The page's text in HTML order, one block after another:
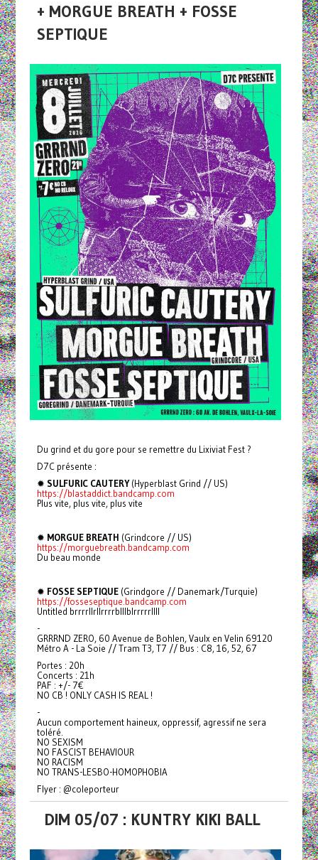
+ MORGUE BREATH + FOSSE
SEPTIQUE
Du grind et du gore pour se remettre du Lixiviat Fest ?
D7C présente :
✹ SULFURIC CAUTERY(Hyperblast Grind // US)
https://blastaddict.bandcamp.com
Plus vite, plus vite, plus vite
✹ MORGUE BREATH (Grindcore // US)
https://morguebreath.bandcamp.com
Du beau monde
✹ FOSSE SEPTIQUE(Grindgore // Danemark/Turquie)
https://fosseseptique.bandcamp.com
Untitled brrrrllrllrrrrblllblrrrrrllll
-
GRRRND ZERO, 60 Avenue de Bohlen, Vaulx en Velin 69120
Métro A - La Soie // Tram T3, T7 // Bus : C8, 16, 52, 67
Portes : 20h
Concerts : 21h
PAF : +/- 7€
NO CB ! ONLY CASH IS REAL !
-
Aucun comportement haineux, oppressif, agressif ne sera
toléré.
NO SEXISM
NO FASCIST BEHAVIOUR
NO RACISM
NO TRANS-LESBO-HOMOPHOBIA
Flyer : @coleporteur
DIM 05/07 : KUNTRY KIKI BALL